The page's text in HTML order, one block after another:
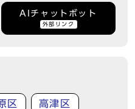
AIチャットボット
外部リンク
区 高津区